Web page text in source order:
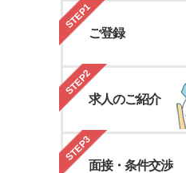
STEP1
ご登録
STEP2
求人のご紹介
STEP3
面接・条件交渉